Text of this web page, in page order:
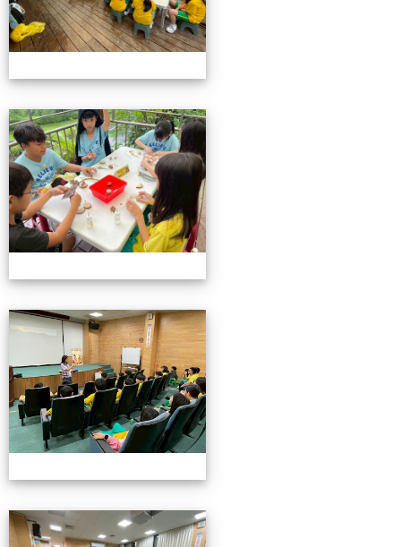
115池南校外教學
115池南校外教學
115池南校外教學